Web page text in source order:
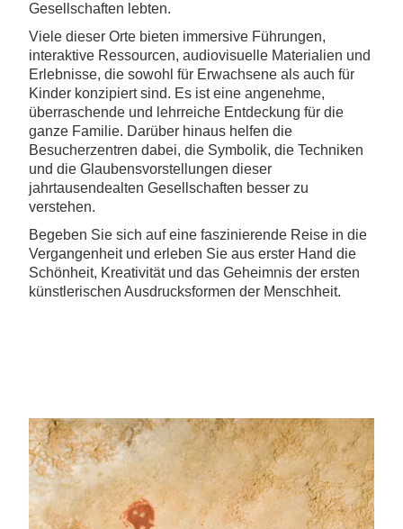
Gesellschaften lebten.
Viele dieser Orte bieten immersive Führungen,
interaktive Ressourcen, audiovisuelle Materialien und
Erlebnisse, die sowohl für Erwachsene als auch für
Kinder konzipiert sind. Es ist eine angenehme,
überraschende und lehrreiche Entdeckung für die
ganze Familie. Darüber hinaus helfen die
Besucherzentren dabei, die Symbolik, die Techniken
und die Glaubensvorstellungen dieser
jahrtausendealten Gesellschaften besser zu
verstehen.
Begeben Sie sich auf eine faszinierende Reise in die
Vergangenheit und erleben Sie aus erster Hand die
Schönheit, Kreativität und das Geheimnis der ersten
künstlerischen Ausdrucksformen der Menschheit.